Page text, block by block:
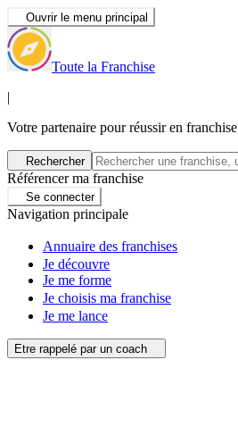
Ouvrir le menu principal
Toute la Franchise
|
Votre partenaire pour réussir en franchise
Rechercher
Référencer ma franchise
Se connecter
Navigation principale
Annuaire des franchises
Je découvre
Je me forme
Je choisis ma franchise
Je me lance
Etre rappelé par un coach